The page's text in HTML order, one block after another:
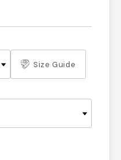
Size Guide